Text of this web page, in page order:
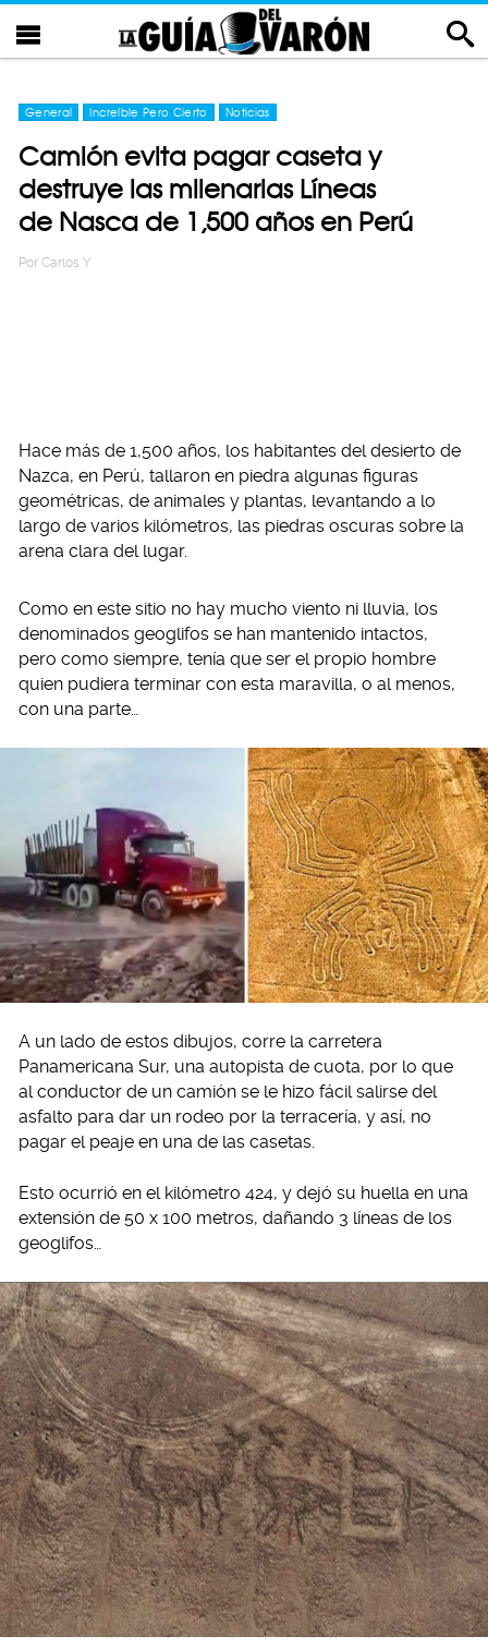
General Increíble Pero Cierto Noticias
Camión evita pagar caseta y
destruye las milenarias Líneas
de Nasca de 1,500 años en Perú
Por Carlos Y
Hace más de 1,500 años, los habitantes del desierto de
Nazca, en Perú, tallaron en piedra algunas figuras
geométricas, de animales y plantas, levantando a lo
largo de varios kilómetros, las piedras oscuras sobre la
arena clara del lugar.
Como en este sitio no hay mucho viento ni lluvia, los
denominados geoglifos se han mantenido intactos,
pero como siempre, tenía que ser el propio hombre
quien pudiera terminar con esta maravilla, o al menos,
con una parte…
A un lado de estos dibujos, corre la carretera
Panamericana Sur, una autopista de cuota, por lo que
al conductor de un camión se le hizo fácil salirse del
asfalto para dar un rodeo por la terracería, y así, no
pagar el peaje en una de las casetas.
Esto ocurrió en el kilómetro 424, y dejó su huella en una
extensión de 50 x 100 metros, dañando 3 líneas de los
geoglifos…